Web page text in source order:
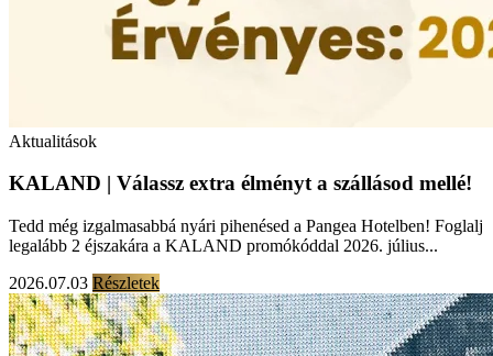
Aktualitások
KALAND | Válassz extra élményt a szállásod mellé!
Tedd még izgalmasabbá nyári pihenésed a Pangea Hotelben! Foglalj
legalább 2 éjszakára a KALAND promókóddal 2026. július...
2026.07.03 Részletek